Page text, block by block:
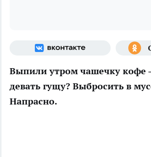
Выпили утром чашечку кофе
девать гущу? Выбросить в
Напрасно.